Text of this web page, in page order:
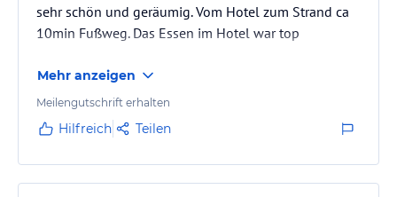
sehr schön und geräumig. Vom Hotel zum Strand ca
10min Fußweg. Das Essen im Hotel war top
Mehr anzeigen
Meilengutschrift erhalten
Hilfreich Teilen